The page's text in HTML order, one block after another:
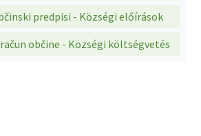
predpisi - Községi előírások
občine - Községi költségvetés